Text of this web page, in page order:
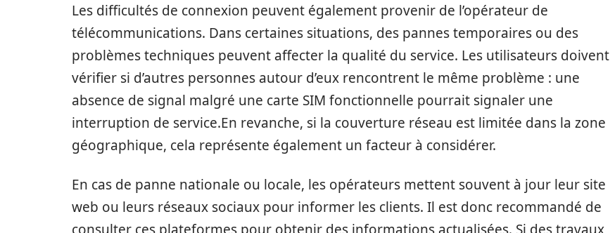
Les difficultés de connexion peuvent également provenir de l’opérateur de
télécommunications. Dans certaines situations, des pannes temporaires ou des
problèmes techniques peuvent affecter la qualité du service. Les utilisateurs doivent
vérifier si d’autres personnes autour d’eux rencontrent le même problème : une
absence de signal malgré une carte SIM fonctionnelle pourrait signaler une
interruption de service.En revanche, si la couverture réseau est limitée dans la zone
géographique, cela représente également un facteur à considérer.
En cas de panne nationale ou locale, les opérateurs mettent souvent à jour leur site
web ou leurs réseaux sociaux pour informer les clients. Il est donc recommandé de
consulter ces plateformes pour obtenir des informations actualisées. Si des travaux